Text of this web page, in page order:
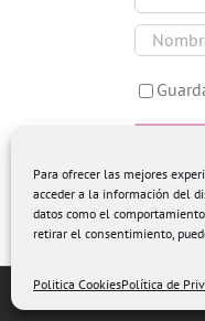
Para ofrecer las mejores
acceder a la información del
datos como el
retirar el consentimiento,
Politica CookiesPolítica de